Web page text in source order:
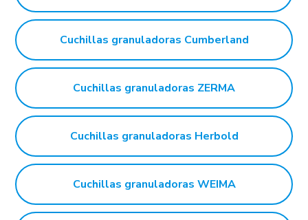
Cuchillas granuladoras Cumberland
Cuchillas granuladoras ZERMA
Cuchillas granuladoras Herbold
Cuchillas granuladoras WEIMA